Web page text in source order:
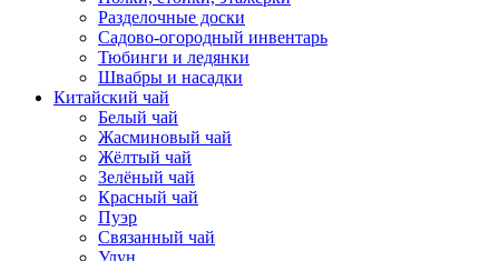
Разделочные доски
Садово-огородный инвентарь
Тюбинги и ледянки
Швабры и насадки
Китайский чай
Белый чай
Жасминовый чай
Жёлтый чай
Зелёный чай
Красный чай
Пуэр
Связанный чай
Улун